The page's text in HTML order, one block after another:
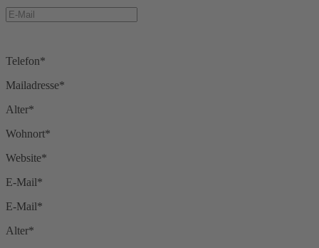
Telefon*
Mailadresse*
Alter*
Wohnort*
Website*
E-Mail*
E-Mail*
Alter*